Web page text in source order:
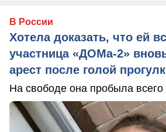
В России
Хотела доказать, что ей
участница «ДОМа-2»
арест после голой
На свободе она пробыла всего